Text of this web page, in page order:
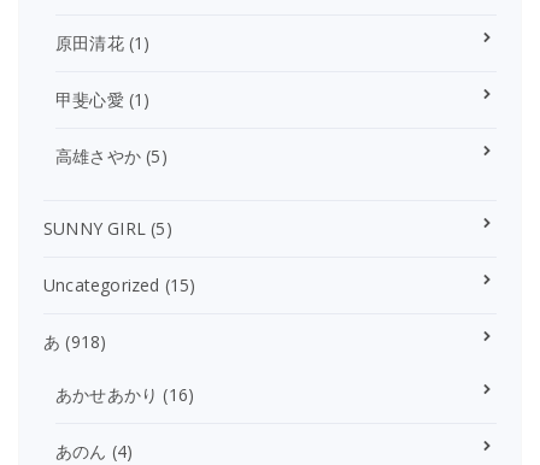
原田清花(1)
甲斐心愛 (1)
高雄さやか (5)
SUNNY GIRL (5)
Uncategorized (15)
あ (918)
あかせあかり (16)
あのん (4)